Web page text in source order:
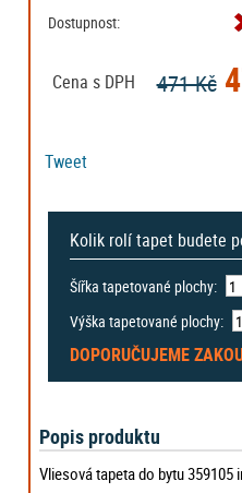
Dostupnost:
Cena s DPH 471 Kč
Tweet
Kolik rolí tapet budete
Šířka tapetované plochy:
Výška tapetované plochy:
DOPORUČUJEME
Popis produktu
Vliesová tapeta do bytu